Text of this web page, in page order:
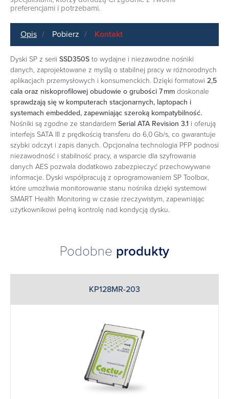
preferencjami i potrzebami.
Opis Pobierz Kontakt
Dyski SP z serii SSD350S to wydajne i niezawodne nośniki
danych, zaprojektowane z myślą o stabilnej pracy w różnorodnych
aplikacjach przemysłowych i konsumenckich. Dzięki formatowi 2,5
cala oraz niskoprofilowej obudowie o grubości 7 mm doskonale
sprawdzają się w komputerach stacjonarnych, laptopach i
systemach embedded, zapewniając szeroką kompatybilność.
Nośniki są zgodne ze standardem Serial ATA Revision 3.1 i oferują
interfejs SATA III z prędkością transferu do 6,0 Gb/s, co gwarantuje
szybki odczyt i zapis danych. Opcjonalna technologia PFP podnosi
niezawodność i stabilność pracy, a wsparcie dla szyfrowania
danych AES pozwala dodatkowo zabezpieczyć przechowywane
informacje. Dyski współpracują z oprogramowaniem SP Toolbox,
które umożliwia monitorowanie stanu nośnika dzięki systemowi
SMART Health Monitoring w czasie rzeczywistym, zapewniając
użytkownikowi pełną kontrolę nad kondycją dysku.
Podobne produkty
KP128MR-203